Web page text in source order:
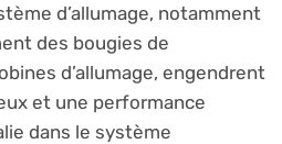
d’allumage, notamment
des bougies de
d’allumage, engendrent
et une performance
dans le système